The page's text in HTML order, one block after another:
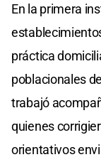
En la primera
práctica
poblacionales
trabajó
quienes
orientativos